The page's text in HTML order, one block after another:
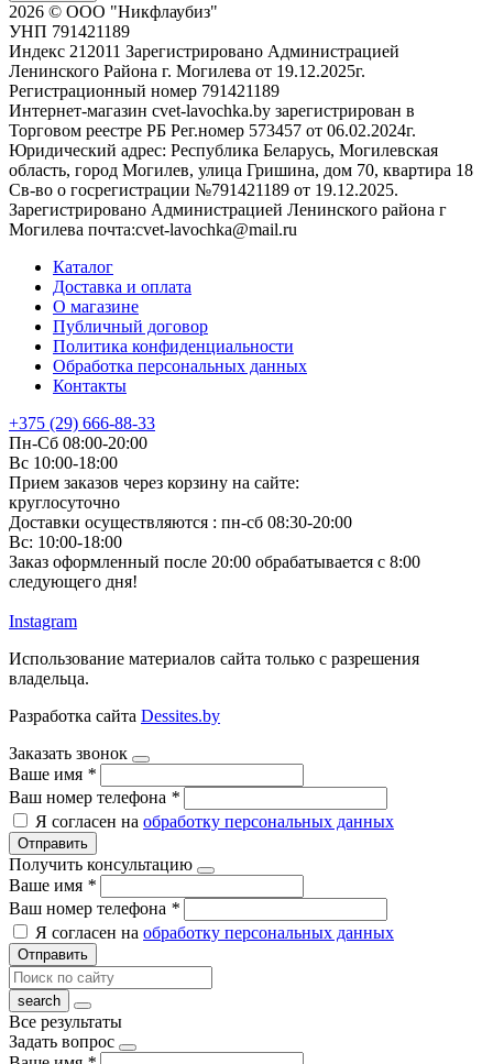
2026 © ООО "Никфлаубиз"
УНП 791421189
Индекс 212011 Зарегистрировано Администрацией
Ленинского Района г. Могилева от 19.12.2025г.
Регистрационный номер 791421189
Интернет-магазин cvet-lavochka.by зарегистрирован в
Торговом реестре РБ Рег.номер 573457 от 06.02.2024г.
Юридический адрес: Республика Беларусь, Могилевская
область, город Могилев, улица Гришина, дом 70, квартира 18
Св-во о госрегистрации №791421189 от 19.12.2025.
Зарегистрировано Администрацией Ленинского района г
Могилева почта:cvet-lavochka@mail.ru
Каталог
Доставка и оплата
О магазине
Публичный договор
Политика конфиденциальности
Обработка персональных данных
Контакты
+375 (29) 666-88-33
Пн-Сб 08:00-20:00
Вс 10:00-18:00
Прием заказов через корзину на сайте:
круглосуточно
Доставки осуществляются : пн-сб 08:30-20:00
Вс: 10:00-18:00
Заказ оформленный после 20:00 обрабатывается с 8:00
следующего дня!
Instagram
Использование материалов сайта только с разрешения
владельца.
Разработка сайта Dessites.by
Заказать звонок
Ваше имя *
Ваш номер телефона *
Я согласен на обработку персональных данных
Отправить
Получить консультацию
Ваше имя *
Ваш номер телефона *
Я согласен на обработку персональных данных
Отправить
Все результаты
Задать вопрос